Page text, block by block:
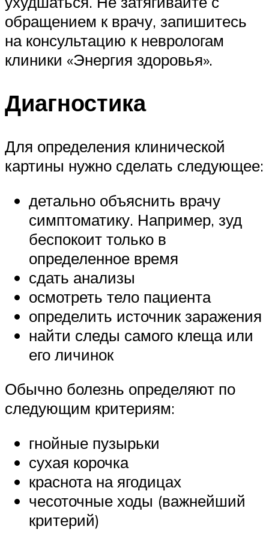
обращением к врачу, запишитесь
на консультацию к неврологам
клиники «Энергия здоровья».
Диагностика
Для определения клинической
картины нужно сделать следующее:
детально объяснить врачу
симптоматику. Например, зуд
беспокоит только в
определенное время
сдать анализы
осмотреть тело пациента
определить источник заражения
найти следы самого клеща или
его личинок
Обычно болезнь определяют по
следующим критериям:
гнойные пузырьки
сухая корочка
краснота на ягодицах
чесоточные ходы (важнейший
критерий)